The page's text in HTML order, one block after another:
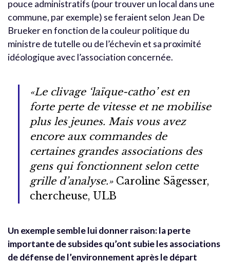
pouce administratifs (pour trouver un local dans une
commune, par exemple) se feraient selon Jean De
Brueker en fonction de la couleur politique du
ministre de tutelle ou de l’échevin et sa proximité
idéologique avec l’association concernée.
«Le clivage ‘laïque-catho’ est en
forte perte de vitesse et ne mobilise
plus les jeunes. Mais vous avez
encore aux commandes de
certaines grandes associations des
gens qui fonctionnent selon cette
grille d’analyse.»Caroline Sägesser,
chercheuse, ULB
Un exemple semble lui donner raison: la perte
importante de subsides qu’ont subie les associations
de défense de l’environnement après le départ